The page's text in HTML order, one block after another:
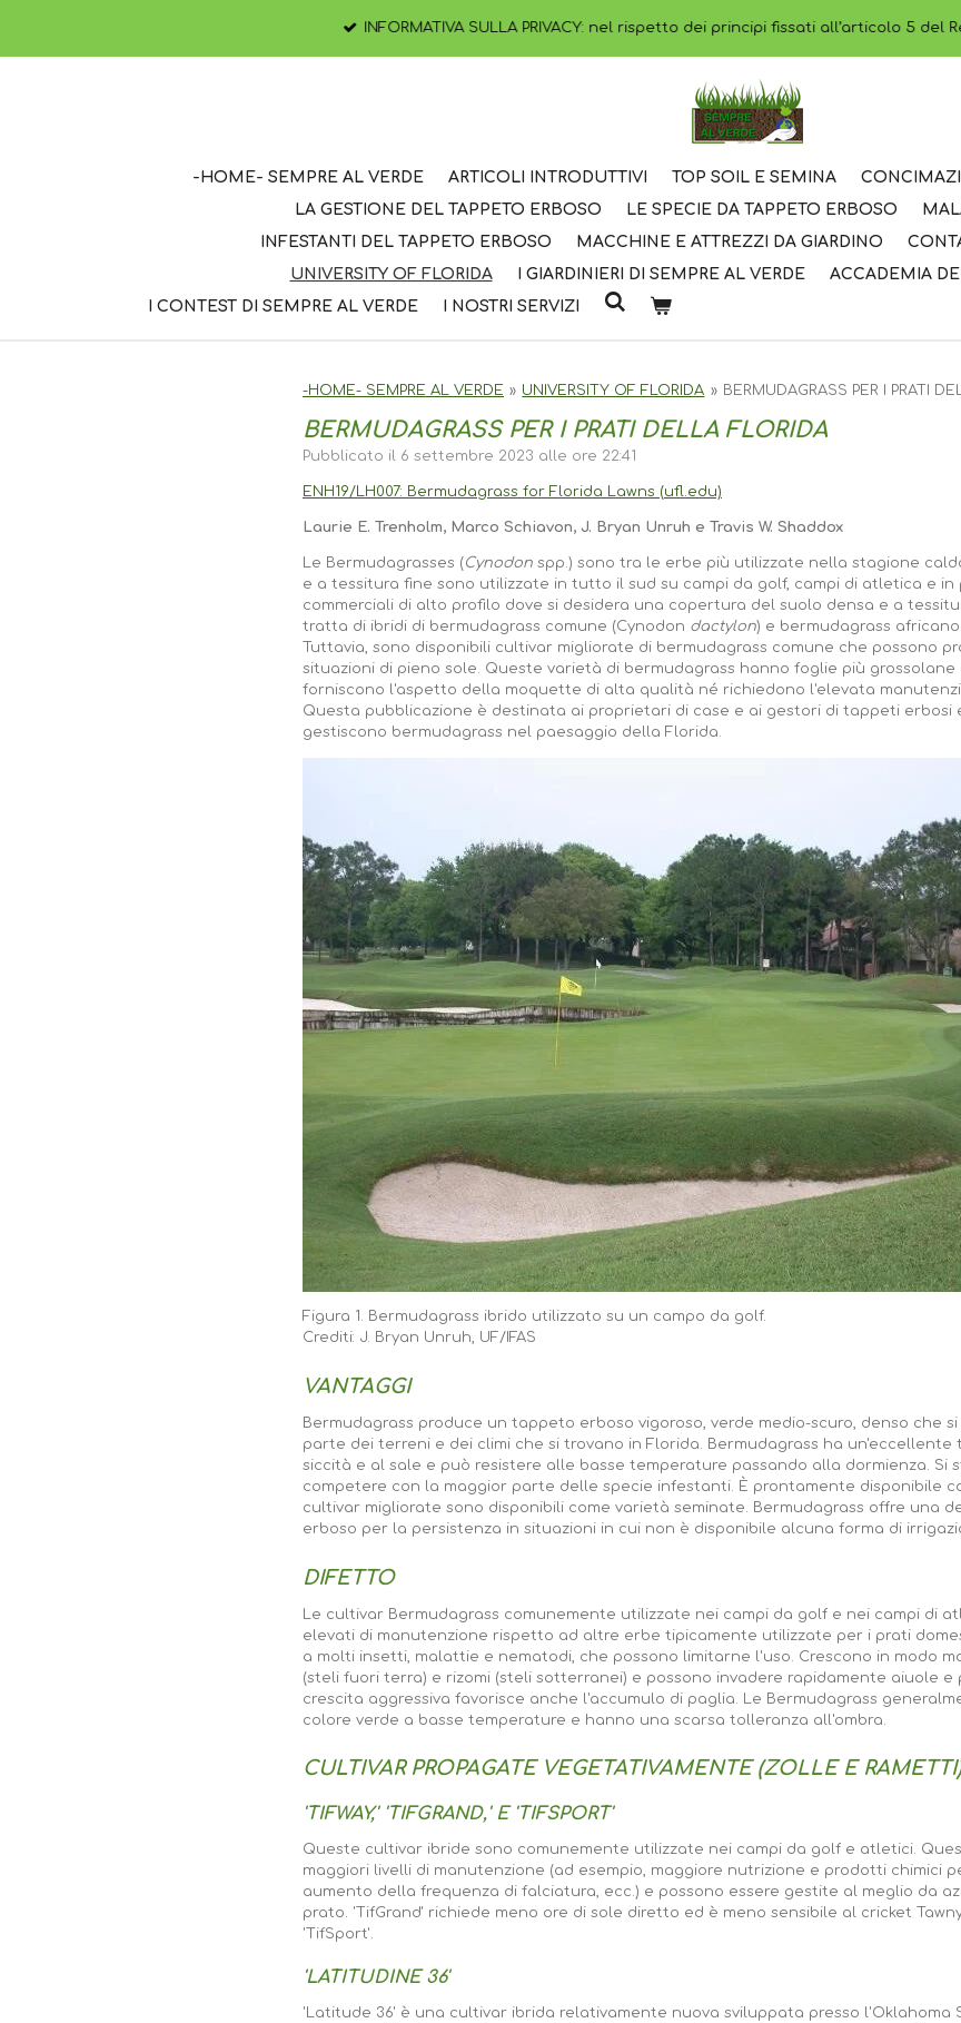
INFORMATIVA SULLA PRIVACY: nel rispetto dei principi fissati all’articolo 5 del
-HOME- SEMPRE AL VERDE ARTICOLI INTRODUTTIVI TOP SOIL E SEMINA
LA GESTIONE DEL TAPPETO ERBOSO
LE SPECIE DA TAPPETO ERBOSO
INFESTANTI DEL TAPPETO ERBOSO
MACCHINE E ATTREZZI DA GIARDINO
UNIVERSITY OF FLORIDA
I GIARDINIERI DI SEMPRE AL VERDE ACCADEMIA
I CONTEST DI SEMPRE AL VERDE
I NOSTRI SERVIZI
-HOME- SEMPRE AL VERDE » UNIVERSITY OF FLORIDA » BERMUDAGRASS PER I PRATI
BERMUDAGRASS PER I PRATI DELLA FLORIDA
Pubblicato il 6 settembre 2023 alle ore 22:41
ENH19/LH007: Bermudagrass for Florida Lawns (ufl.edu)
Laurie E. Trenholm, Marco Schiavon, J. Bryan Unruh e Travis W. Shaddox
Le Bermudagrasses ( Cynodon spp.) sono tra le erbe più utilizzate nella stagione
e a tessitura fine sono utilizzate in tutto il sud su campi da golf, campi di atletica e in
commerciali di alto profilo dove si desidera una copertura del suolo densa e a
tratta di ibridi di bermudagrass comune (Cynodon dactylon) e bermudagrass africano
Tuttavia, sono disponibili cultivar migliorate di bermudagrass comune che possono
situazioni di pieno sole. Queste varietà di bermudagrass hanno foglie più
forniscono l'aspetto della moquette di alta qualità né richiedono l'elevata
Questa pubblicazione è destinata ai proprietari di case e ai gestori di tappeti erbosi
gestiscono bermudagrass nel paesaggio della Florida.
Figura 1. Bermudagrass ibrido utilizzato su un campo da golf.
Crediti: J. Bryan Unruh, UF/IFAS
VANTAGGI
Bermudagrass produce un tappeto erboso vigoroso, verde medio-scuro, denso che
parte dei terreni e dei climi che si trovano in Florida. Bermudagrass ha un'eccellente
siccità e al sale e può resistere alle basse temperature passando alla dormienza. Si
competere con la maggior parte delle specie infestanti. È prontamente disponibile
cultivar migliorate sono disponibili come varietà seminate. Bermudagrass offre una
erboso per la persistenza in situazioni in cui non è disponibile alcuna forma di
DIFETTO
Le cultivar Bermudagrass comunemente utilizzate nei campi da golf e nei campi di
elevati di manutenzione rispetto ad altre erbe tipicamente utilizzate per i prati
a molti insetti, malattie e nematodi, che possono limitarne l'uso. Crescono in modo
(steli fuori terra) e rizomi (steli sotterranei) e possono invadere rapidamente aiuole e
crescita aggressiva favorisce anche l'accumulo di paglia. Le Bermudagrass
colore verde a basse temperature e hanno una scarsa tolleranza all'ombra.
CULTIVAR PROPAGATE VEGETATIVAMENTE (ZOLLE E RAMETTI)
'TIFWAY,' 'TIFGRAND,' E 'TIFSPORT'
Queste cultivar ibride sono comunemente utilizzate nei campi da golf e atletici.
maggiori livelli di manutenzione (ad esempio, maggiore nutrizione e prodotti chimici
aumento della frequenza di falciatura, ecc.) e possono essere gestite al meglio da
prato. 'TifGrand' richiede meno ore di sole diretto ed è meno sensibile al cricket
'TifSport'.
'LATITUDINE 36'
'Latitude 36' è una cultivar ibrida relativamente nuova sviluppata presso l'Oklahoma